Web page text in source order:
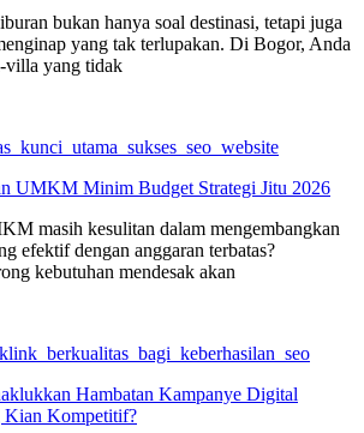
bukan hanya soal destinasi, tetapi juga
yang tak terlupakan. Di Bogor, Anda
villa yang tidak
UMKM Minim Budget Strategi Jitu 2026
masih kesulitan dalam mengembangkan
efektif dengan anggaran terbatas?
kebutuhan mendesak akan
Hambatan Kampanye Digital
Kian Kompetitif?